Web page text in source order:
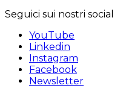
Seguici sui nostri social
YouTube
Linkedin
Instagram
Facebook
Newsletter